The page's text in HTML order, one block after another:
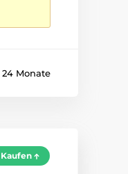
24 Monate
Kaufen